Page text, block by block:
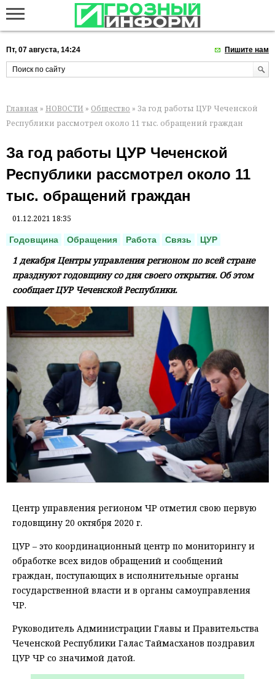
Пт, 07 августа, 14:24 Пишите нам
Главная » НОВОСТИ » Общество » За год работы ЦУР Чеченской
Республики рассмотрел около 11 тыс. обращений граждан
За год работы ЦУР Чеченской
Республики рассмотрел около 11
тыс. обращений граждан
01.12.2021 18:35
Годовщина Обращения Работа Связь ЦУР
1 декабря Центры управления регионом по всей стране
празднуют годовщину со дня своего открытия. Об этом
сообщает ЦУР Чеченской Республики.
Центр управления регионом ЧР отметил свою первую
годовщину 20 октября 2020 г.
ЦУР – это координационный центр по мониторингу и
обработке всех видов обращений и сообщений
граждан, поступающих в исполнительные органы
государственной власти и в органы самоуправления
ЧР.
Руководитель Администрации Главы и Правительства
Чеченской Республики Галас Таймасханов поздравил
ЦУР ЧР со значимой датой.